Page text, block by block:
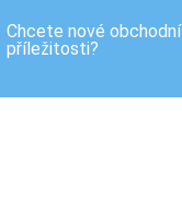
Chcete nové obchodní
příležitosti?